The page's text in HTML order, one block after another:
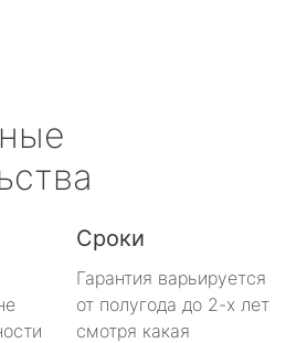
Сроки
Гарантия варьируется
от полугода до 2-х лет
смотря какая